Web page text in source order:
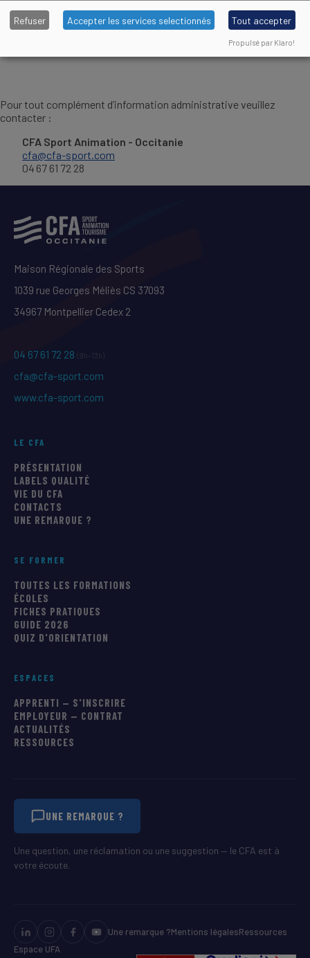
Consulter le réglement intérieur du CFA :
Règlement Intérieur applicable aux apprentis
Pour tout complément d’information administrative veuillez
contacter :
CFA Sport Animation - Occitanie
cfa@cfa-sport.com
04 67 61 72 28
Maison Régionale des Sports
1039 rue Georges Méliès CS 37093
34967 Montpellier Cedex 2
04 67 61 72 28 (9h–13h)
cfa@cfa-sport.com
www.cfa-sport.com
LE CFA
PRÉSENTATION
LABELS QUALITÉ
VIE DU CFA
CONTACTS
UNE REMARQUE ?
SE FORMER
TOUTES LES FORMATIONS
ÉCOLES
FICHES PRATIQUES
GUIDE 2026
QUIZ D'ORIENTATION
ESPACES
APPRENTI — S'INSCRIRE
EMPLOYEUR — CONTRAT
ACTUALITÉS
RESSOURCES
UNE REMARQUE ?
Une question, une réclamation ou une suggestion — le CFA est à
votre écoute.
Une remarque ?Mentions légalesRessources
Espace UFA
Refuser Accepter les services selectionnés Tout accepter
Propulsé par Klaro!